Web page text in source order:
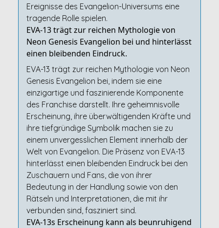
Ereignisse des Evangelion-Universums eine
tragende Rolle spielen.
EVA-13 trägt zur reichen Mythologie von
Neon Genesis Evangelion bei und hinterlässt
einen bleibenden Eindruck.
EVA-13 trägt zur reichen Mythologie von Neon
Genesis Evangelion bei, indem sie eine
einzigartige und faszinierende Komponente
des Franchise darstellt. Ihre geheimnisvolle
Erscheinung, ihre überwältigenden Kräfte und
ihre tiefgründige Symbolik machen sie zu
einem unvergesslichen Element innerhalb der
Welt von Evangelion. Die Präsenz von EVA-13
hinterlässt einen bleibenden Eindruck bei den
Zuschauern und Fans, die von ihrer
Bedeutung in der Handlung sowie von den
Rätseln und Interpretationen, die mit ihr
verbunden sind, fasziniert sind.
EVA-13s Erscheinung kann als beunruhigend